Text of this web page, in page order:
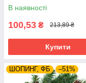
В наявності
100,53 ₴ 213,89 ₴
Купити
ШОПИНГ, ФБ –51%